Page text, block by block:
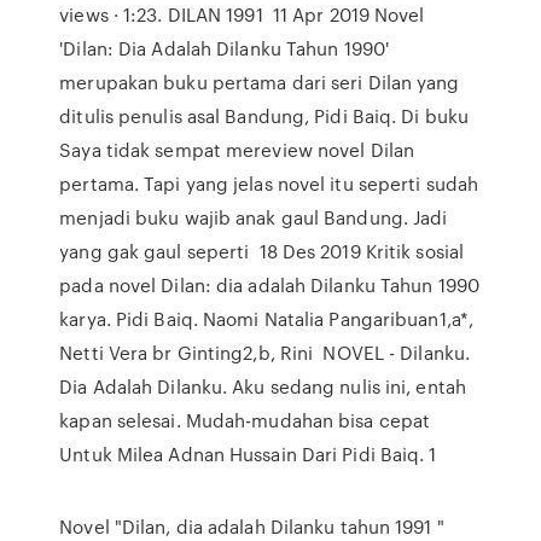
views · 1:23. DILAN 1991 11 Apr 2019 Novel
'Dilan: Dia Adalah Dilanku Tahun 1990'
merupakan buku pertama dari seri Dilan yang
ditulis penulis asal Bandung, Pidi Baiq. Di buku
Saya tidak sempat mereview novel Dilan
pertama. Tapi yang jelas novel itu seperti sudah
menjadi buku wajib anak gaul Bandung. Jadi
yang gak gaul seperti 18 Des 2019 Kritik sosial
pada novel Dilan: dia adalah Dilanku Tahun 1990
karya. Pidi Baiq. Naomi Natalia Pangaribuan1,a*,
Netti Vera br Ginting2,b, Rini NOVEL - Dilanku.
Dia Adalah Dilanku. Aku sedang nulis ini, entah
kapan selesai. Mudah-mudahan bisa cepat
Untuk Milea Adnan Hussain Dari Pidi Baiq. 1
Novel "Dilan, dia adalah Dilanku tahun 1991 "